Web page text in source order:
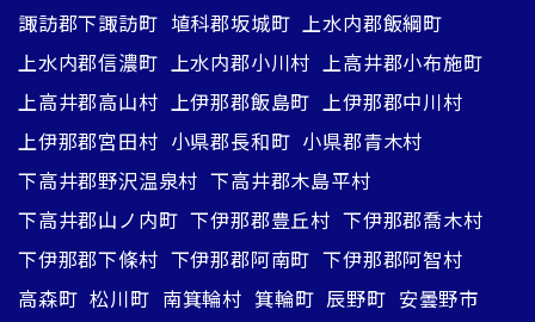
諏訪郡下諏訪町 埴科郡坂城町 上水内郡飯綱町
上水内郡信濃町 上水内郡小川村 上高井郡小布施町
上高井郡高山村 上伊那郡飯島町 上伊那郡中川村
上伊那郡宮田村 小県郡長和町 小県郡青木村
下高井郡野沢温泉村 下高井郡木島平村
下高井郡山ノ内町 下伊那郡豊丘村 下伊那郡喬木村
下伊那郡下條村 下伊那郡阿南町 下伊那郡阿智村
高森町 松川町 南箕輪村 箕輪町 辰野町 安曇野市